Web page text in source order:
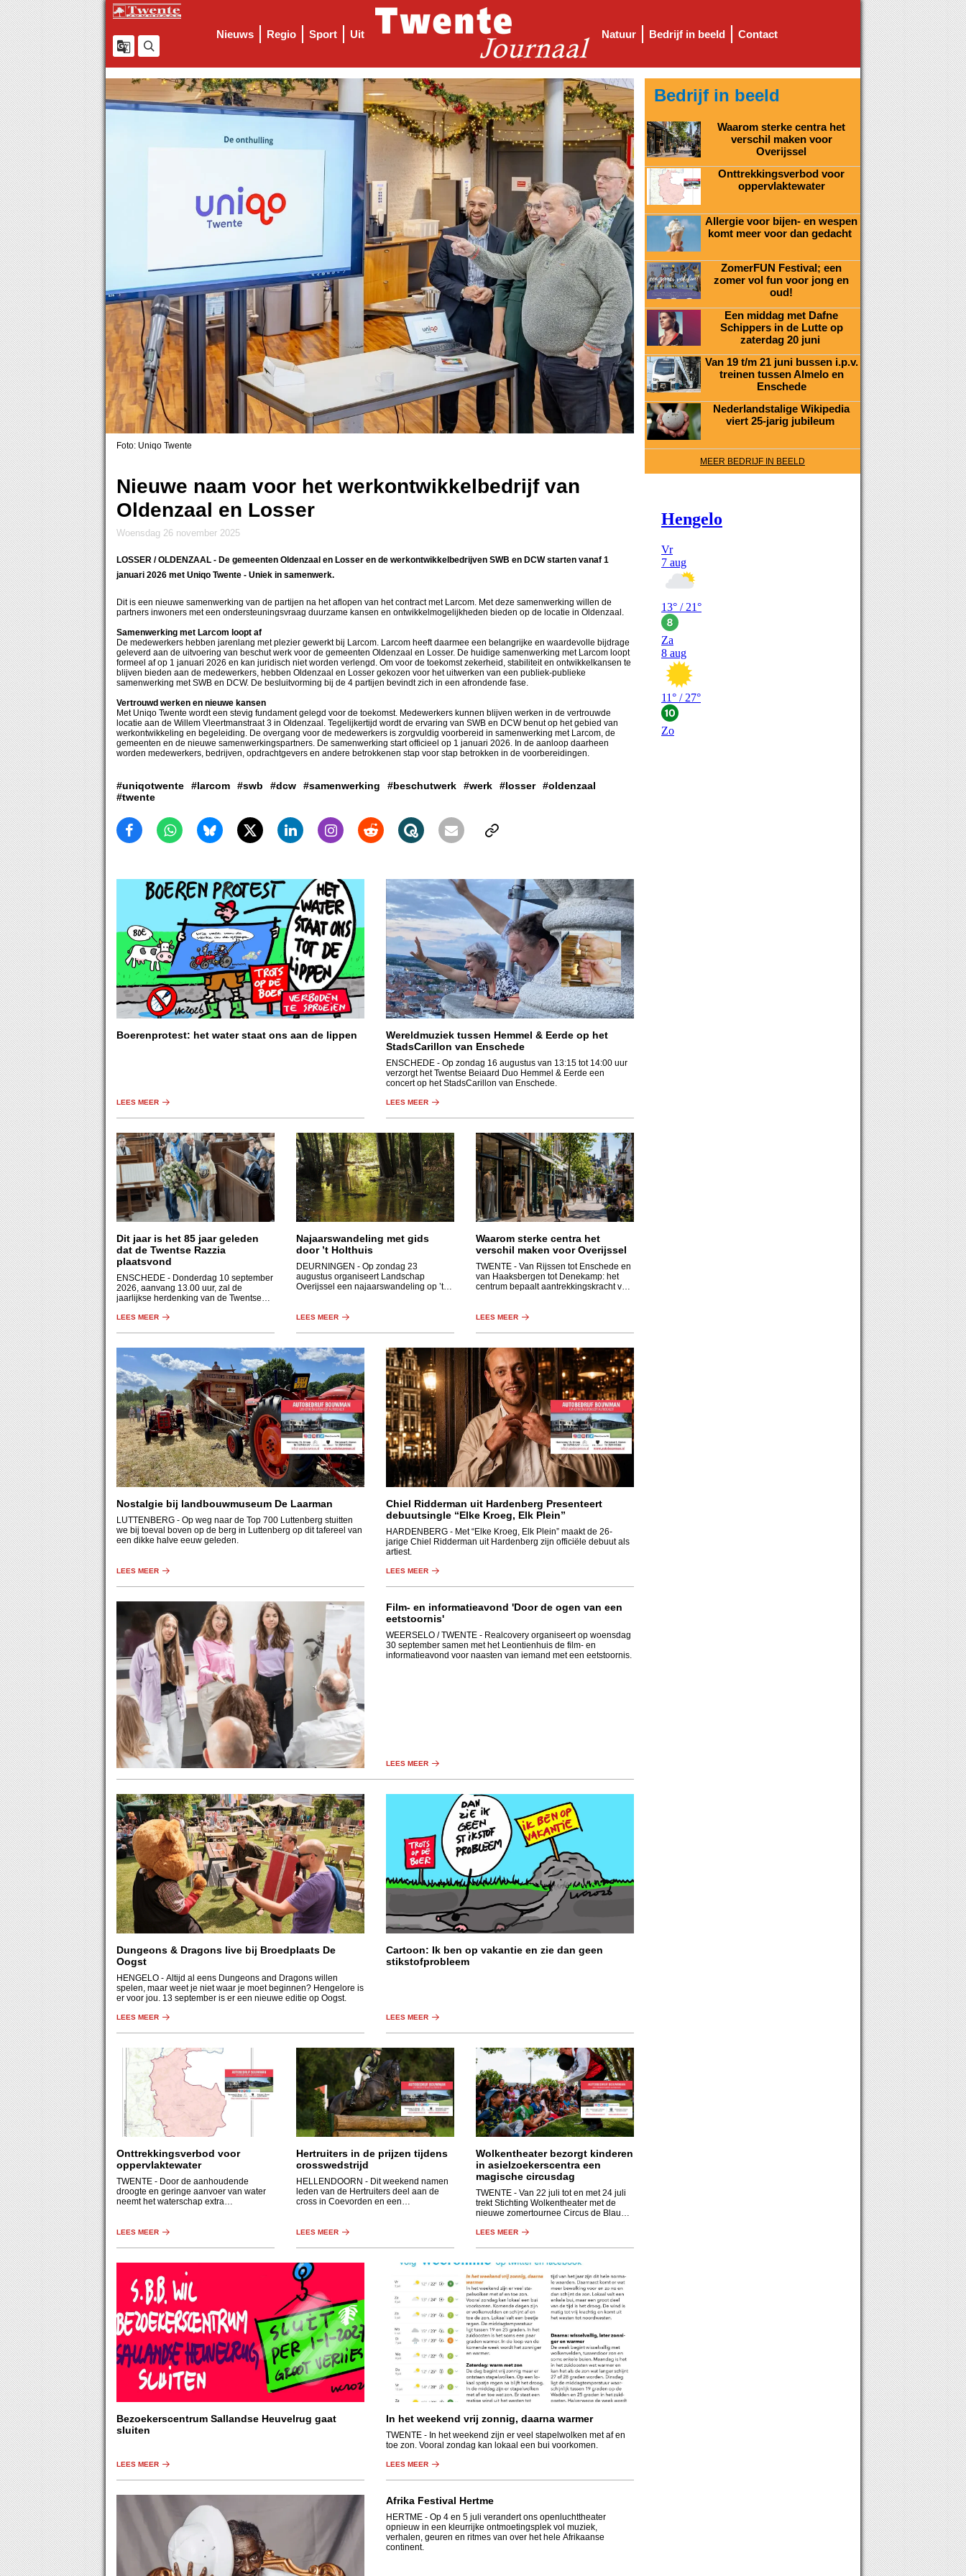
Nieuws Regio Sport Uit Natuur Bedrijf in beeld Contact
Foto: Uniqo Twente
Nieuwe naam voor het werkontwikkelbedrijf van
Oldenzaal en Losser
woensdag 26 november 2025
LOSSER / OLDENZAAL - De gemeenten Oldenzaal en Losser en de werkontwikkelbedrijven SWB en DCW starten vanaf 1
januari 2026 met Uniqo Twente - Uniek in samenwerk.
Dit is een nieuwe samenwerking van de partijen na het aflopen van het contract met Larcom. Met deze samenwerking willen de
partners inwoners met een ondersteuningsvraag duurzame kansen en ontwikkelmogelijkheden bieden op de locatie in Oldenzaal.
Samenwerking met Larcom loopt af
De medewerkers hebben jarenlang met plezier gewerkt bij Larcom. Larcom heeft daarmee een belangrijke en waardevolle bijdrage
geleverd aan de uitvoering van beschut werk voor de gemeenten Oldenzaal en Losser. De huidige samenwerking met Larcom loopt
formeel af op 1 januari 2026 en kan juridisch niet worden verlengd. Om voor de toekomst zekerheid, stabiliteit en ontwikkelkansen te
blijven bieden aan de medewerkers, hebben Oldenzaal en Losser gekozen voor het uitwerken van een publiek-publieke
samenwerking met SWB en DCW. De besluitvorming bij de 4 partijen bevindt zich in een afrondende fase.
Vertrouwd werken en nieuwe kansen
Met Uniqo Twente wordt een stevig fundament gelegd voor de toekomst. Medewerkers kunnen blijven werken in de vertrouwde
locatie aan de Willem Vleertmanstraat 3 in Oldenzaal. Tegelijkertijd wordt de ervaring van SWB en DCW benut op het gebied van
werkontwikkeling en begeleiding. De overgang voor de medewerkers is zorgvuldig voorbereid in samenwerking met Larcom, de
gemeenten en de nieuwe samenwerkingspartners. De samenwerking start officieel op 1 januari 2026. In de aanloop daarheen
worden medewerkers, bedrijven, opdrachtgevers en andere betrokkenen stap voor stap betrokken in de voorbereidingen.
#uniqotwente #larcom #swb #dcw #samenwerking #beschutwerk #werk #losser
#oldenzaal
#twente
Boerenprotest: het water staat ons aan de lippen
LEES MEER
Wereldmuziek tussen Hemmel & Eerde op het
StadsCarillon van Enschede
ENSCHEDE - Op zondag 16 augustus van 13:15 tot 14:00 uur
verzorgt het Twentse Beiaard Duo Hemmel & Eerde een
concert op het StadsCarillon van Enschede.
LEES MEER
Dit jaar is het 85 jaar geleden
dat de Twentse Razzia
plaatsvond
ENSCHEDE - Donderdag 10 september
2026, aanvang 13.00 uur, zal de
jaarlijkse herdenking van de Twentse
Prinsestraat 14 te Enschede.
LEES MEER
Najaarswandeling met gids
door ’t Holthuis
DEURNINGEN - Op zondag 23
augustus organiseert Landschap
Overijssel een najaarswandeling op ’t
beek, essen, graslanden, houtwallen en
LEES MEER
Waarom sterke centra het
verschil maken voor Overijssel
TWENTE - Van Rijssen tot Enschede en
van Haaksbergen tot Denekamp: het
centrum bepaalt aantrekkingskracht van
LEES MEER
Nostalgie bij landbouwmuseum De Laarman
LUTTENBERG - Op weg naar de Top 700 Luttenberg stuitten
we bij toeval boven op de berg in Luttenberg op dit tafereel van
een dikke halve eeuw geleden.
LEES MEER
Chiel Ridderman uit Hardenberg Presenteert
debuutsingle “Elke Kroeg, Elk Plein”
HARDENBERG - Met “Elke Kroeg, Elk Plein” maakt de 26-
jarige Chiel Ridderman uit Hardenberg zijn officiële debuut als
artiest.
LEES MEER
Film- en informatieavond 'Door de ogen van een
eetstoornis'
WEERSELO / TWENTE - Realcovery organiseert op woensdag
30 september samen met het Leontienhuis de film- en
informatieavond voor naasten van iemand met een eetstoornis.
LEES MEER
Dungeons & Dragons live bij Broedplaats De
Oogst
HENGELO - Altijd al eens Dungeons and Dragons willen
spelen, maar weet je niet waar je moet beginnen? Hengelore is
er voor jou. 13 september is er een nieuwe editie op Oogst.
LEES MEER
Cartoon: Ik ben op vakantie en zie dan geen
stikstofprobleem
LEES MEER
Onttrekkingsverbod voor
oppervlaktewater
TWENTE - Door de aanhoudende
droogte en geringe aanvoer van water
neemt het waterschap extra
LEES MEER
Hertruiters in de prijzen tijdens
crosswedstrijd
HELLENDOORN - Dit weekend namen
leden van de Hertruiters deel aan de
cross in Coevorden en een
LEES MEER
Wolkentheater bezorgt kinderen
in asielzoekerscentra een
magische circusdag
TWENTE - Van 22 juli tot en met 24 juli
trekt Stichting Wolkentheater met de
nieuwe zomertournee Circus de Blauwe
Twente.
LEES MEER
Bezoekerscentrum Sallandse Heuvelrug gaat
sluiten
LEES MEER
In het weekend vrij zonnig, daarna warmer
TWENTE - In het weekend zijn er veel stapelwolken met af en
toe zon. Vooral zondag kan lokaal een bui voorkomen.
LEES MEER
Afrika Festival Hertme
HERTME - Op 4 en 5 juli verandert ons openluchttheater
opnieuw in een kleurrijke ontmoetingsplek vol muziek,
verhalen, geuren en ritmes van over het hele Afrikaanse
continent.
Bedrijf in beeld
Waarom sterke centra het
verschil maken voor
Overijssel
Onttrekkingsverbod voor
oppervlaktewater
Allergie voor bijen- en wespen
komt meer voor dan gedacht
ZomerFUN Festival; een
zomer vol fun voor jong en
oud!
Een middag met Dafne
Schippers in de Lutte op
zaterdag 20 juni
Van 19 t/m 21 juni bussen i.p.v.
treinen tussen Almelo en
Enschede
Nederlandstalige Wikipedia
viert 25-jarig jubileum
MEER BEDRIJF IN BEELD